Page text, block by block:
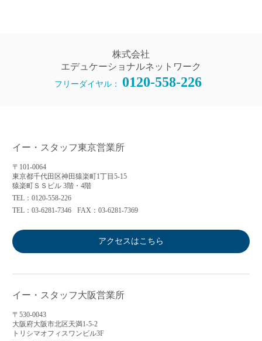
株式会社
エデュケーショナルネットワーク
フリーダイヤル： 0120-558-226
イー・スタッフ東京営業所
〒101-0064
東京都千代田区神田猿楽町1丁目5-15
猿楽町ＳＳビル 3階・4階
TEL：0120-558-226
TEL：03-6281-7346
FAX：03-6281-7369
アクセスはこちら
イー・スタッフ大阪営業所
〒530-0043
大阪府大阪市北区天満1-5-2
トリシマオフィスワンビル3F